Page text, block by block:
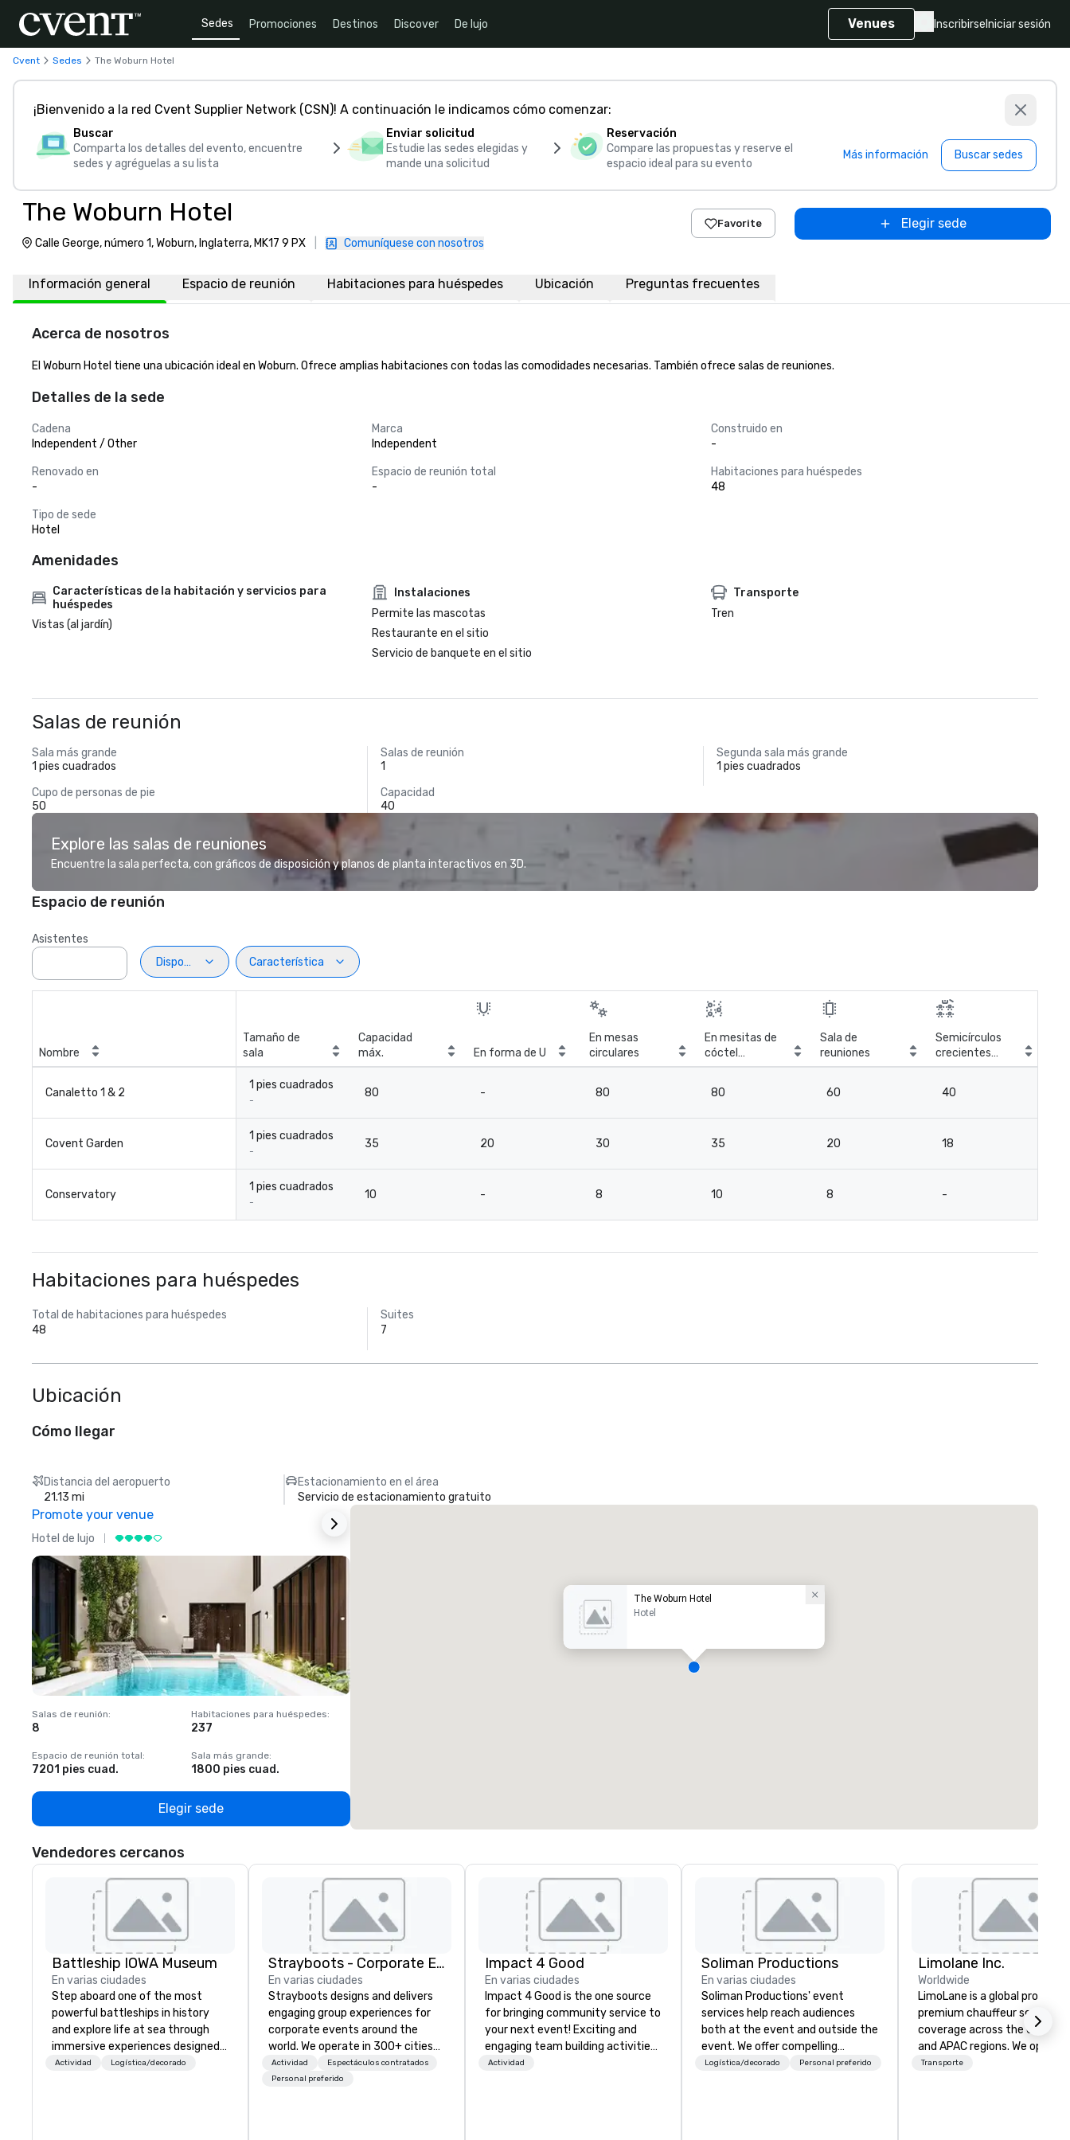
Sedes Promociones Destinos Discover De lujo Venues Inscribirse Iniciar sesión
Cvent Sedes The Woburn Hotel
¡Bienvenido a la red Cvent Supplier Network (CSN)! A continuación le indicamos cómo comenzar:
Buscar
Comparta los detalles del evento, encuentre
sedes y agréguelas a su lista
Enviar solicitud
Estudie las sedes elegidas y
mande una solicitud
Reservación
Compare las propuestas y reserve el
espacio ideal para su evento
Más información Buscar sedes
The Woburn Hotel
Calle George, número 1, Woburn, Inglaterra, MK17 9 PX Comuníquese con nosotros
Favorite Elegir sede
Información general Espacio de reunión Habitaciones para huéspedes Ubicación Preguntas frecuentes
Acerca de nosotros
El Woburn Hotel tiene una ubicación ideal en Woburn. Ofrece amplias habitaciones con todas las comodidades necesarias. También ofrece salas de reuniones.
Detalles de la sede
Cadena
Independent / Other
Marca
Independent
Construido en
-
Renovado en
-
Espacio de reunión total
-
Habitaciones para huéspedes
48
Tipo de sede
Hotel
Amenidades
Características de la habitación y servicios para
huéspedes
Vistas (al jardín)
Instalaciones
Permite las mascotas
Restaurante en el sitio
Servicio de banquete en el sitio
Transporte
Tren
Salas de reunión
Sala más grande
1 pies cuadrados
Salas de reunión
1
Segunda sala más grande
1 pies cuadrados
Cupo de personas de pie
50
Capacidad
40
Explore las salas de reuniones
Encuentre la sala perfecta, con gráficos de disposición y planos de planta interactivos en 3D.
Espacio de reunión
Asistentes
Disposiciön
Característica
Nombre
Tamaño de
sala
Capacidad
máx.
En forma de U
En mesas
circulares
En mesitas de
cóctel
circulares
Sala de
reuniones
Semicírculos
crecientes
(Cabaret)
Canaletto 1 & 2
1 pies cuadrados
-
80 - 80 80 60 40
Covent Garden
1 pies cuadrados
-
35 20 30 35 20 18
Conservatory
1 pies cuadrados
-
10 - 8 10 8 -
Habitaciones para huéspedes
Total de habitaciones para huéspedes
48
Suites
7
Ubicación
Cómo llegar
Distancia del aeropuerto
21.13 mi
Estacionamiento en el área
Servicio de estacionamiento gratuito
Promote your venue
Hotel de lujo
Salas de reunión:
8
Habitaciones para huéspedes:
237
Espacio de reunión total:
7201 pies cuad.
Sala más grande:
1800 pies cuad.
Elegir sede
The Woburn Hotel
Hotel
Vendedores cercanos
Battleship IOWA Museum
En varias ciudades
Step aboard one of the most
powerful battleships in history
and explore life at sea through
immersive experiences designed
for all ages. From self-guided
Actividad Logística/decorado
Strayboots - Corporate Events and Team Building Activities
En varias ciudades
Strayboots designs and delivers
engaging group experiences for
corporate events around the
world. We operate in 300+ cities
globally, supporting programs for
50 to 50,000 participants—from
Actividad
Espectáculos contratados
Personal preferido
Impact 4 Good
En varias ciudades
Impact 4 Good is the one source
for bringing community service to
your next event! Exciting and
engaging team building activities
are just part of what we offer. Let
Actividad
Soliman Productions
En varias ciudades
Soliman Productions' event
services help reach audiences
both at the event and outside the
event. We offer compelling
photography and videography to
Logística/decorado Personal preferido
Limolane Inc.
Worldwide
LimoLane is a global provider
premium chauffeur services
coverage across the USA,
and APAC regions. We operate
24/7, offering a seamless
Transporte